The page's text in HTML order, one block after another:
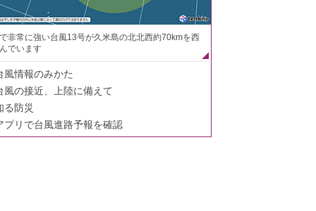
非常に強い台風13号が久米島の北北西約70kmを西
でいます
風情報のみかた
風の接近、上陸に備えて
る防災
プリで台風進路予報を確認